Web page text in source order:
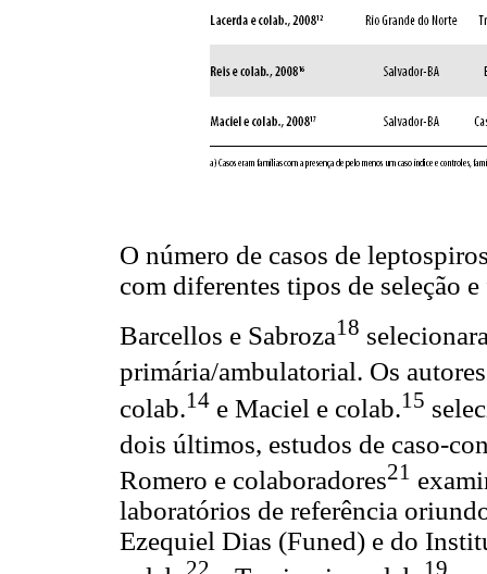
O número de casos de
com diferentes tipos de seleção
Barcellos e Sabroza18
primária/ambulatorial. Os
colab.14 e Maciel e colab.15
dois últimos, estudos de caso-
Romero e colaboradores21
laboratórios de referência
Ezequiel Dias (Funed) e do
22 19